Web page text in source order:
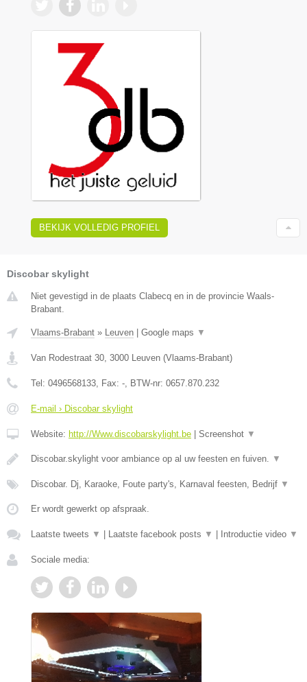
BEKIJK VOLLEDIG PROFIEL
Discobar skylight
Niet gevestigd in de plaats Clabecq en in de provincie Waals-
Brabant.
Vlaams-Brabant » Leuven Google maps ▼
Van Rodestraat 30 3000 Leuven (Vlaams-Brabant)
Tel: 0496568133 , Fax: - , BTW-nr: 0657.870.232
E-mail › Discobar skylight
Website: http://Www.discobarskylight.be Screenshot ▼
Discobar.skylight voor ambiance op al uw feesten en fuiven. ▼
Discobar. Dj, Karaoke, Foute party's, Karnaval feesten, Bedrijf ▼
Er wordt gewerkt op afspraak.
Laatste tweets ▼ Laatste facebook posts ▼ Introductie video ▼
Sociale media: